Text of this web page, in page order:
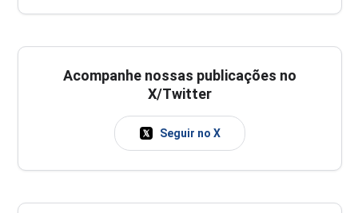
Acompanhe nossas publicações no
X/Twitter
Seguir no X